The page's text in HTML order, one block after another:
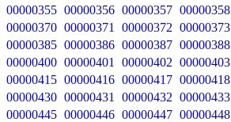
00000355 00000356 00000357 00000358
00000370 00000371 00000372 00000373
00000385 00000386 00000387 00000388
00000400 00000401 00000402 00000403
00000415 00000416 00000417 00000418
00000430 00000431 00000432 00000433
00000445 00000446 00000447 00000448